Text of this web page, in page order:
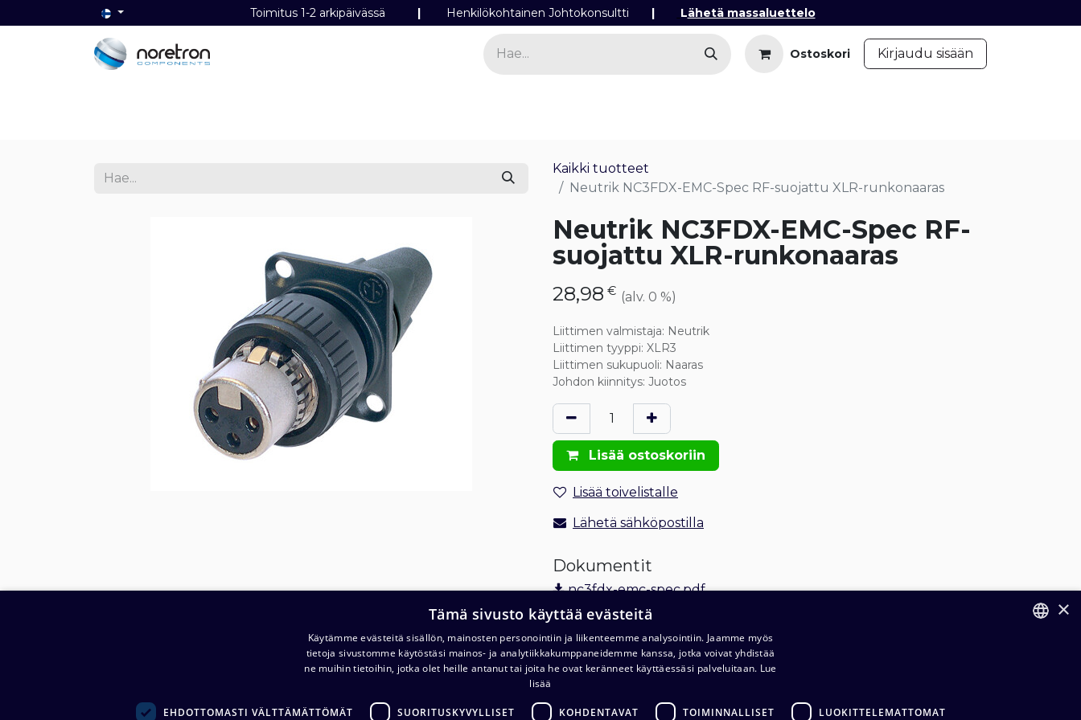
Toimitus 1-2 arkipäivässä | Henkilökohtainen Johtokonsultti | Lähetä massaluettelo​
Ostoskori Kirjaudu sisään
Kaikki tuotteet
Neutrik NC3FDX-EMC-Spec RF-suojattu XLR-runkonaaras
Neutrik NC3FDX-EMC-Spec RF-
suojattu XLR-runkonaaras
28,98 € (alv. 0 %)
Liittimen valmistaja: Neutrik
Liittimen tyyppi: XLR3
Liittimen sukupuoli: Naaras
Johdon kiinnitys: Juotos
Lisää ostoskoriin
Lisää toivelistalle
Lähetä sähköpostilla
Dokumentit
nc3fdx-emc-spec.pdf
Tilaus- ja toimitusehdot
Toimitus: 1-2 arkipäivää
×
Tämä sivusto käyttää evästeitä
Käytämme evästeitä sisällön, mainosten personointiin ja liikenteemme analysointiin. Jaamme myös
tietoja sivustomme käytöstäsi mainos- ja analytiikkakumppaneidemme kanssa, jotka voivat yhdistää
ne muihin tietoihin, jotka olet heille antanut tai joita he ovat keränneet käyttäessäsi palveluitaan. Lue
lisää
EHDOTTOMASTI VÄLTTÄMÄTTÖMÄT SUORITUSKYVYLLISET KOHDENTAVAT TOIMINNALLISET LUOKITTELEMATTOMAT